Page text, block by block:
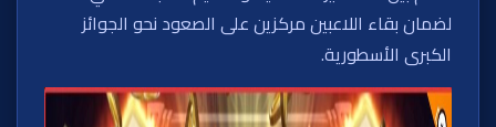
لضمان بقاء اللاعبين مركزين على الصعود نحو الجوائز
الكبرى الأسطورية.